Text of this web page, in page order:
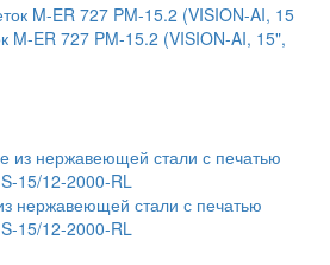
M-ER 727 PM-15.2 (VISION-AI, 15",
нержавеющей стали с печатью
15/12-2000-RL